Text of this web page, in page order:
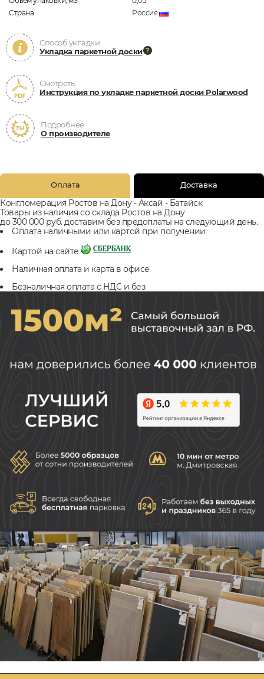
Страна
Россия
Способ укладки
Укладка паркетной доски
Смотреть
Инструкция по укладке паркетной доски Polarwood
Подробнее
О производителе
Оплата Доставка
Конгломерация Ростов на Дону - Аксай - Батайск
Товары из наличия со склада Ростов на Дону
до 300 000 руб. доставим без предоплаты на следующий день.
Оплата наличными или картой при получении
Картой на сайте
Наличная оплата и карта в офисе
Безналичная оплата с НДС и без